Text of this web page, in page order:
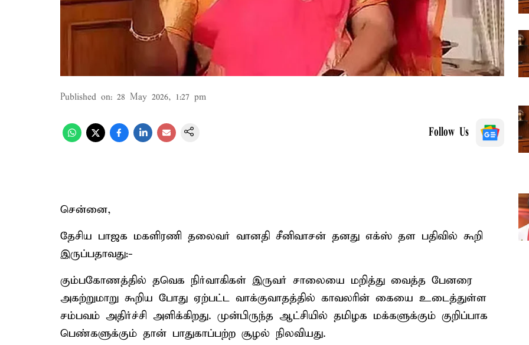
Published on: 28 May 2026, 1:27 pm
Follow Us
சென்னை,
தேசிய பாஜக மகளிரணி தலைவர் வானதி சீனிவாசன் தனது எக்ஸ் தள பதிவில் கூறி
இருப்பதாவது:-
கும்பகோணத்தில் தவெக நிர்வாகிகள் இருவர் சாலையை மறித்து வைத்த பேனரை
அகற்றுமாறு கூறிய போது ஏற்பட்ட வாக்குவாதத்தில் காவலரின் கையை உடைத்துள்ள
சம்பவம் அதிர்ச்சி அளிக்கிறது. முன்பிருந்த ஆட்சியில் தமிழக மக்களுக்கும் குறிப்பாக
பெண்களுக்கும் தான் பாதுகாப்பற்ற சூழல் நிலவியது.